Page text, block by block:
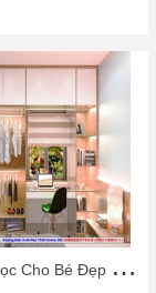
M
ẫu Bàn Học Cho Bé Đẹp Rẻ Home 3D